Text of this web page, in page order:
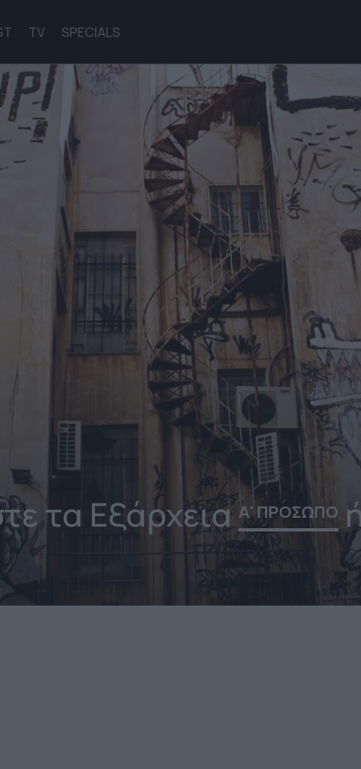
TV SPECIALS
τα ΕξάρχειαΑ' ΠΡΟΣΩΠΟ